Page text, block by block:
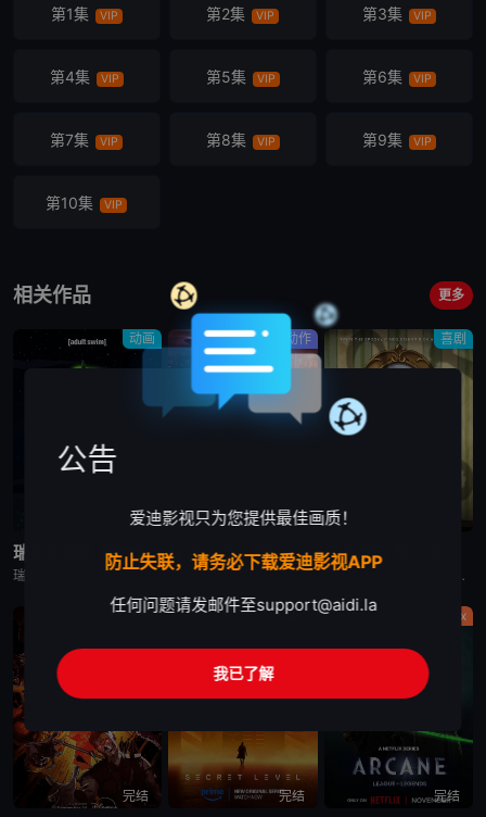
第1集 VIP 第2集 VIP 第3集 VIP
第4集 VIP 第5集 VIP 第6集 VIP
第7集 VIP 第8集 VIP 第9集 VIP
第10集 VIP
相关作品 更多
动画
已完结
瑞克和莫蒂 第四季
瑞克和莫蒂 第四季英文名为Rick and Morty Season 4，是2019美国科幻冒险动漫。Rick（瑞克）和Morty（莫蒂）讲述了地球C-137（S1-06之后转移到的时空N/A（可在S2-02Jerry寄托所中Rick填的表格中看到）之前的时空由于Rick的药水使除了Morty一家
动作
完结
星球大战：摩尔-暗影之王
动漫《星球大战：摩尔-暗影之王》设定在“克隆人战争”之后，帕尔帕廷皇帝的统治将要开始之时，摩尔计划在一颗未被帝国染指的星球重建他的犯罪组织，而他遇上了一个理想破灭的绝地学徒，或许正是他在复仇之路上
喜剧
闹鬼酒店 第一季
一位单亲妈妈带着两个小孩经营一间闹鬼的酒店，她的哥哥也是酒店里的鬼魂之一。
剧情
完结
动作
完结
Netflix
完结
公告
爱迪影视只为您提供最佳画质！
防止失联，请务必下载爱迪影视APP
任何问题请发邮件至support@aidi.la
我已了解